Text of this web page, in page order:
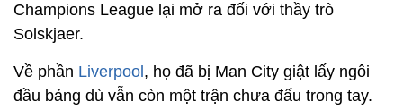
Champions League lại mở ra đối với thầy trò
Solskjaer.
Về phần Liverpool , họ đã bị Man City giật lấy ngôi
đầu bảng dù vẫn còn một trận chưa đấu trong tay.